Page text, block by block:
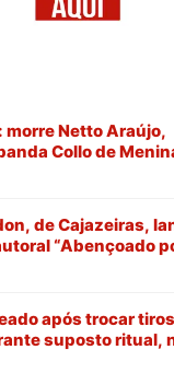
morre Netto Araújo,
Collo de
de Cajazeiras,
“Abençoado
após trocar tiros
suposto ritual,